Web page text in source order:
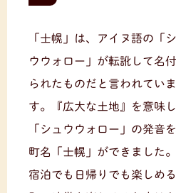
「士幌」は、アイヌ語の「シ
ウウォロー」が転訛して名
られたものだと言われていま
す。『広大な土地』を意味
「シュウウォロー」の発音
町名「士幌」ができました。
宿泊でも日帰りでも楽しめ